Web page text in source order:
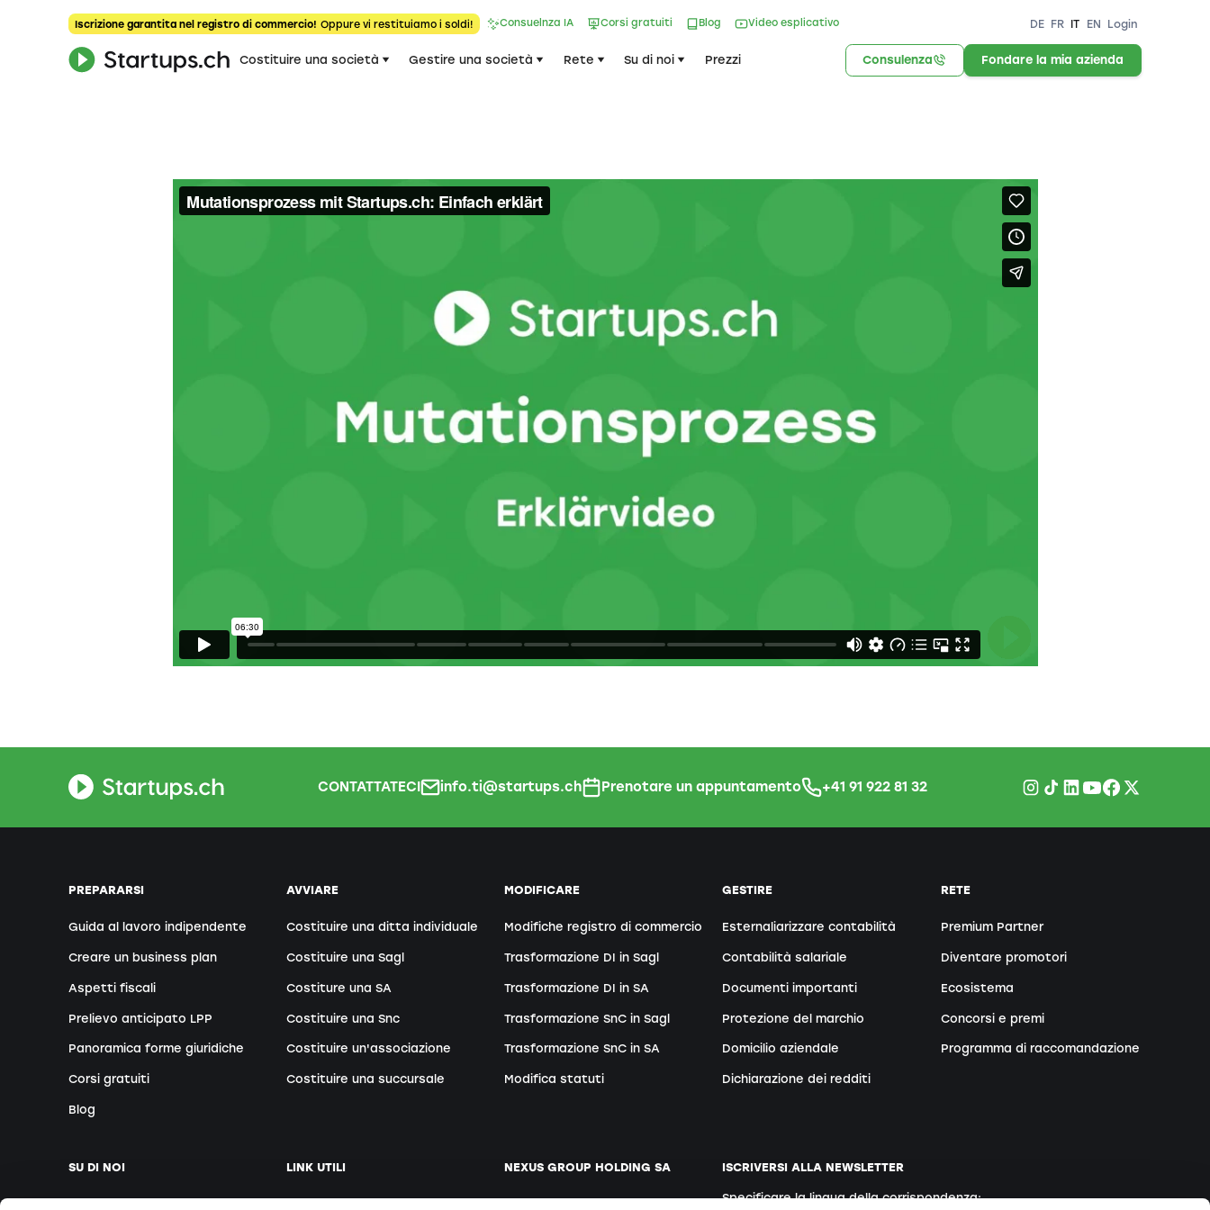
Iscrizione garantita nel registro di commercio! Oppure vi restituiamo i soldi! Consuelnza IA Corsi gratuiti Blog Video esplicativo DE FR IT EN Login
Costituire una società Gestire una società Rete Su di noi Prezzi Consulenza Fondare la mia azienda
CONTATTATECI info.ti@startups.ch Prenotare un appuntamento +41 91 922 81 32
PREPARARSI
Guida al lavoro indipendente
Creare un business plan
Aspetti fiscali
Prelievo anticipato LPP
Panoramica forme giuridiche
Corsi gratuiti
Blog
AVVIARE
Costituire una ditta individuale
Costituire una Sagl
Costiture una SA
Costituire una Snc
Costituire un'associazione
Costituire una succursale
MODIFICARE
Modifiche registro di commercio
Trasformazione DI in Sagl
Trasformazione DI in SA
Trasformazione SnC in Sagl
Trasformazione SnC in SA
Modifica statuti
GESTIRE
Esternaliarizzare contabilità
Contabilità salariale
Documenti importanti
Protezione del marchio
Domicilio aziendale
Dichiarazione dei redditi
RETE
Premium Partner
Diventare promotori
Ecosistema
Concorsi e premi
Programma di raccomandazione
SU DI NOI LINK UTILI NEXUS GROUP HOLDING SA ISCRIVERSI ALLA NEWSLETTER
Specificare la lingua della corrispondenza: